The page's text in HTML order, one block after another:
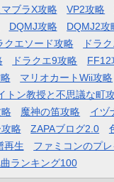
マブラX攻略 VP2攻略
DQMJ攻略 DQMJ2攻
クエソード攻略 ドラ
ドラクエ9攻略 FF12
マリオカートWii攻略
トン教授と不思議な町
魔神の笛攻略 イヅ
略 ZAPAブログ2.0
再生 ファミコンのプ
ランキング100